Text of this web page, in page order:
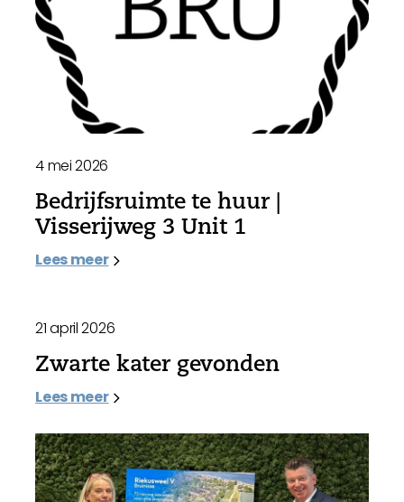
4 mei 2026
Bedrijfsruimte te huur |
Visserijweg 3 Unit 1
Lees meer
21 april 2026
Zwarte kater gevonden
Lees meer